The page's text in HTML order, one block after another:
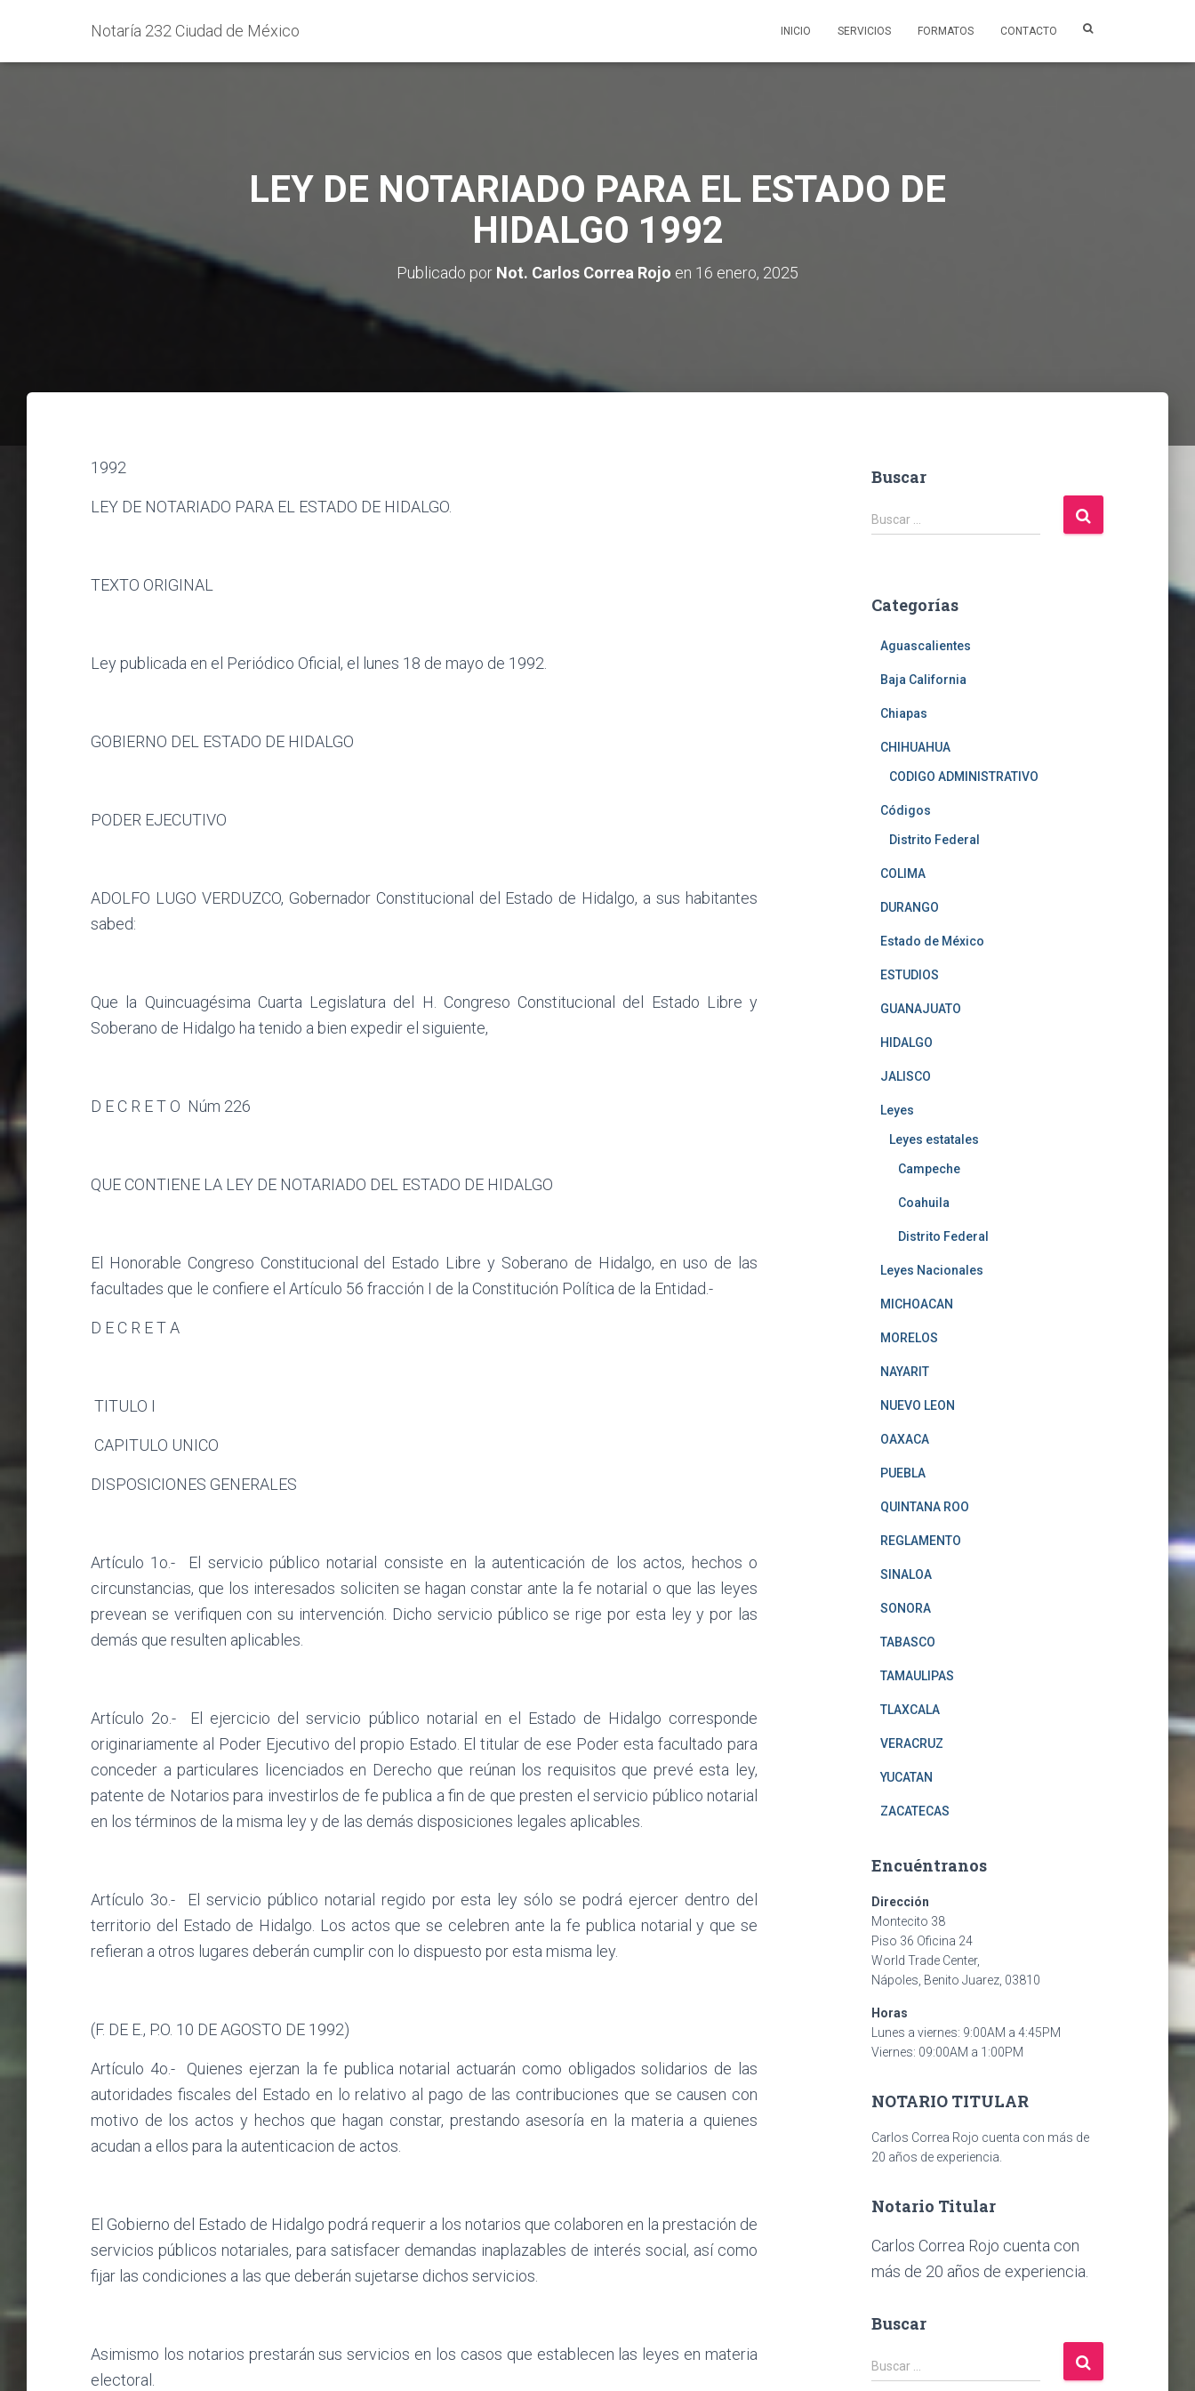
Notaría 232 Ciudad de México INICIO SERVICIOS FORMATOS CONTACTO
LEY DE NOTARIADO PARA EL ESTADO DE
HIDALGO 1992
Publicado por Not. Carlos Correa Rojo en 16 enero, 2025
1992
LEY DE NOTARIADO PARA EL ESTADO DE HIDALGO.
TEXTO ORIGINAL
Ley publicada en el Periódico Oficial, el lunes 18 de mayo de 1992.
GOBIERNO DEL ESTADO DE HIDALGO
PODER EJECUTIVO
ADOLFO LUGO VERDUZCO, Gobernador Constitucional del Estado de Hidalgo, a sus habitantes
sabed:
Que la Quincuagésima Cuarta Legislatura del H. Congreso Constitucional del Estado Libre y
Soberano de Hidalgo ha tenido a bien expedir el siguiente,
D E C R E T O Núm 226
QUE CONTIENE LA LEY DE NOTARIADO DEL ESTADO DE HIDALGO
El Honorable Congreso Constitucional del Estado Libre y Soberano de Hidalgo, en uso de las
facultades que le confiere el Artículo 56 fracción I de la Constitución Política de la Entidad.-
D E C R E T A
TITULO I
CAPITULO UNICO
DISPOSICIONES GENERALES
Artículo 1o.-
El servicio público notarial consiste en la autenticación de los actos, hechos o
circunstancias, que los interesados soliciten se hagan constar ante la fe notarial o que las leyes
prevean se verifiquen con su intervención. Dicho servicio público se rige por esta ley y por las
demás que resulten aplicables.
Artículo 2o.-
El ejercicio del servicio público notarial en el Estado de Hidalgo corresponde
originariamente al Poder Ejecutivo del propio Estado. El titular de ese Poder esta facultado para
conceder a particulares licenciados en Derecho que reúnan los requisitos que prevé esta ley,
patente de Notarios para investirlos de fe publica a fin de que presten el servicio público notarial
en los términos de la misma ley y de las demás disposiciones legales aplicables.
Artículo 3o.-
El servicio público notarial regido por esta ley sólo se podrá ejercer dentro del
territorio del Estado de Hidalgo. Los actos que se celebren ante la fe publica notarial y que se
refieran a otros lugares deberán cumplir con lo dispuesto por esta misma ley.
(F. DE E., P.O. 10 DE AGOSTO DE 1992)
Artículo 4o.-
Quienes ejerzan la fe publica notarial actuarán como obligados solidarios de las
autoridades fiscales del Estado en lo relativo al pago de las contribuciones que se causen con
motivo de los actos y hechos que hagan constar, prestando asesoría en la materia a quienes
acudan a ellos para la autenticacion de actos.
El Gobierno del Estado de Hidalgo podrá requerir a los notarios que colaboren en la prestación de
servicios públicos notariales, para satisfacer demandas inaplazables de interés social, así como
fijar las condiciones a las que deberán sujetarse dichos servicios.
Asimismo los notarios prestarán sus servicios en los casos que establecen las leyes en materia
electoral.
Buscar
B
u
r
Buscar …
Categorías
Aguascalientes
Baja California
Chiapas
CHIHUAHUA
CODIGO ADMINISTRATIVO
Códigos
Distrito Federal
COLIMA
DURANGO
Estado de México
ESTUDIOS
GUANAJUATO
HIDALGO
JALISCO
Leyes
Leyes estatales
Campeche
Coahuila
Distrito Federal
Leyes Nacionales
MICHOACAN
MORELOS
NAYARIT
NUEVO LEON
OAXACA
PUEBLA
QUINTANA ROO
REGLAMENTO
SINALOA
SONORA
TABASCO
TAMAULIPAS
TLAXCALA
VERACRUZ
YUCATAN
ZACATECAS
Encuéntranos
Dirección
Montecito 38
Piso 36 Oficina 24
World Trade Center,
Nápoles, Benito Juarez, 03810
Horas
Lunes a viernes: 9:00AM a 4:45PM
Viernes: 09:00AM a 1:00PM
NOTARIO TITULAR
Carlos Correa Rojo cuenta con más de
20 años de experiencia.
Notario Titular
Carlos Correa Rojo cuenta con
más de 20 años de experiencia.
Buscar
B
u
Buscar …